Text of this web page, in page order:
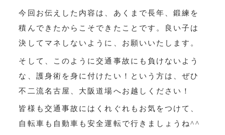
今回お伝えした内容は、あくまで長年、鍛練を
積んできたからこそできたことです。良い子は
決してマネしないように、お願いいたします。
そして、このように交通事故にも負けないよう
な、護身術を身に付けたい！という方は、ぜひ
不二流名古屋、大阪道場へお越しください！
皆様も交通事故にはくれぐれもお気をつけて、
自転車も自動車も安全運転で行きましょうね^^